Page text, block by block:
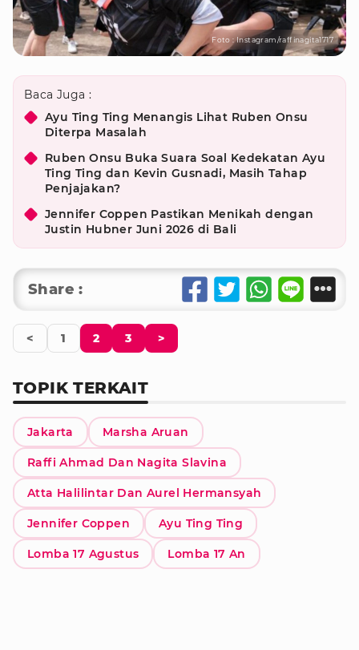
Foto : Instagram/raffinagita1717
Baca Juga :
Ayu Ting Ting Menangis Lihat Ruben Onsu
Diterpa Masalah
Ruben Onsu Buka Suara Soal Kedekatan Ayu
Ting Ting dan Kevin Gusnadi, Masih Tahap
Penjajakan?
Jennifer Coppen Pastikan Menikah dengan
Justin Hubner Juni 2026 di Bali
Share :
< 1 2 3 >
TOPIK TERKAIT
Jakarta Marsha Aruan
Raffi Ahmad Dan Nagita Slavina
Atta Halilintar Dan Aurel Hermansyah
Jennifer Coppen Ayu Ting Ting
Lomba 17 Agustus Lomba 17 An